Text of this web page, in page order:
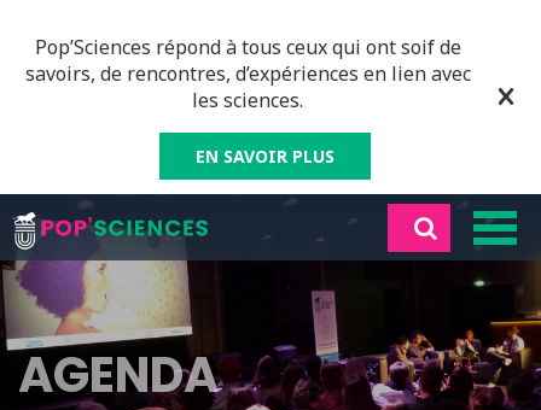
Pop’Sciences répond à tous ceux qui ont soif de
savoirs, de rencontres, d’expériences en lien avec
les sciences.
EN SAVOIR PLUS
AGENDA